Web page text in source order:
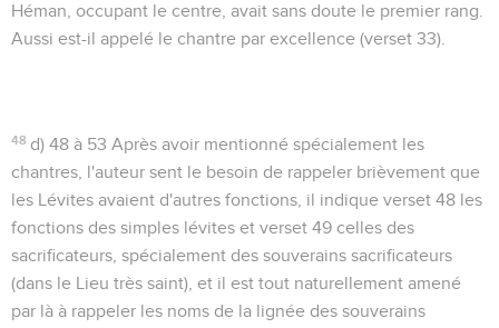
Héman, occupant le centre, avait sans doute le premier rang.
Aussi est-il appelé le chantre par excellence (verset 33).
48 d) 48 à 53 Après avoir mentionné spécialement les
chantres, l'auteur sent le besoin de rappeler brièvement que
les Lévites avaient d'autres fonctions, il indique verset 48 les
fonctions des simples lévites et verset 49 celles des
sacrificateurs, spécialement des souverains sacrificateurs
(dans le Lieu très saint), et il est tout naturellement amené
par là à rappeler les noms de la lignée des souverains